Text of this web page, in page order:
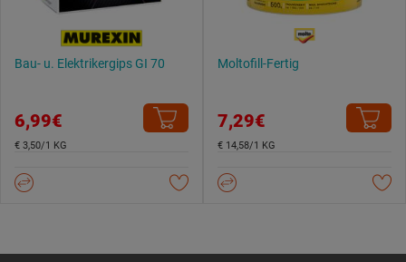
Bau- u. Elektrikergips GI 70
6,99€
€ 3,50/1 KG
Moltofill-Fertig
7,29€
€ 14,58/1 KG